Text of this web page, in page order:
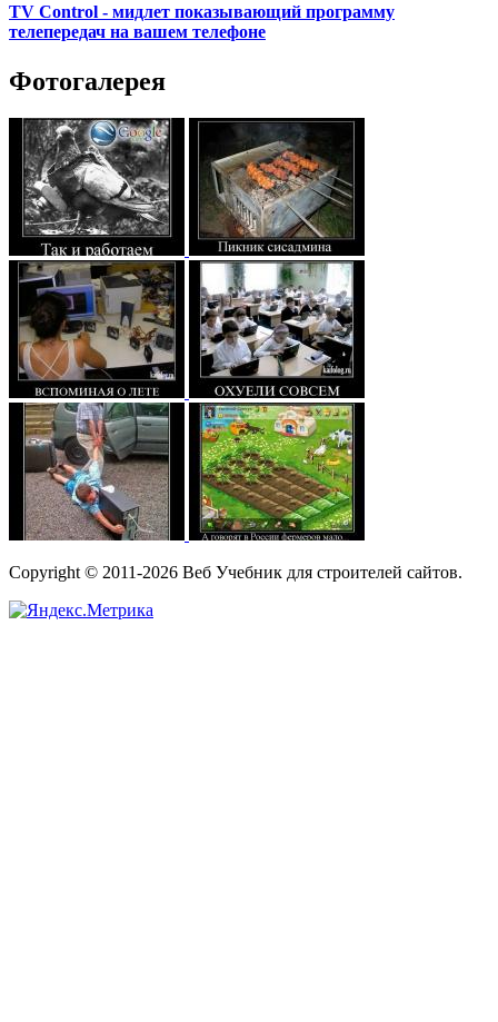
TV Control - мидлет показывающий программу
телепередач на вашем телефоне
Фотогалерея
Copyright © 2011-2026 Веб Учебник для строителей сайтов.